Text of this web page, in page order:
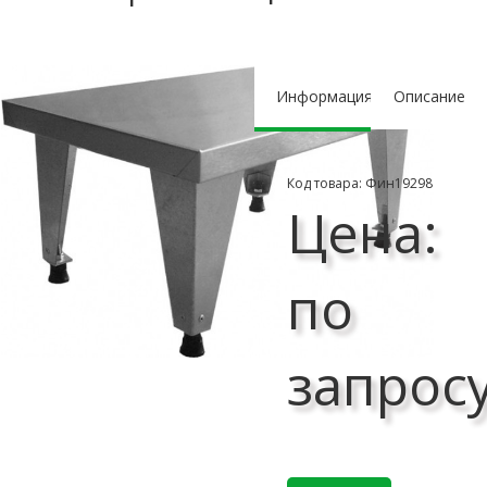
Информация Описание
Код товара: Фин19298
Цена:
по